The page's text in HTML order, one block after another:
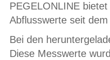
PEGELONLINE
Abflusswerte seit
Bei den
Diese Messwerte